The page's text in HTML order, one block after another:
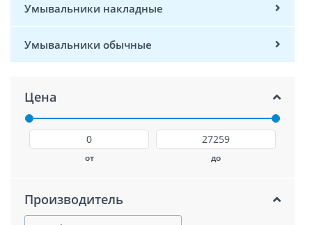
Умывальники накладные
Умывальники обычные
Цена
от до
Производитель